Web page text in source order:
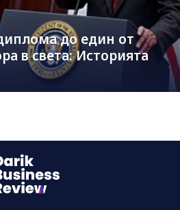
до един от
в света: Историята